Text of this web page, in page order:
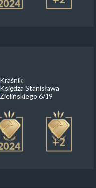
Kraśnik
Księdza Stanisława
Zielińskiego 6/19
+2